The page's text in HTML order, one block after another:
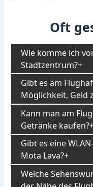
Oft
Wie komme ich
Stadtzentrum?
Gibt es am
Möglichkeit, Geld
Kann man am
Getränke kaufen?
Gibt es eine
Mota Lava?
Welche